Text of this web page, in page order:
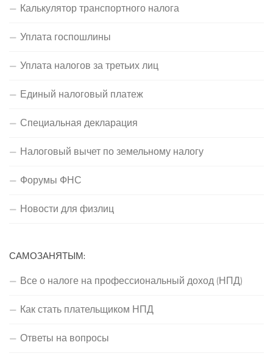
Калькулятор транспортного налога
Уплата госпошлины
Уплата налогов за третьих лиц
Единый налоговый платеж
Специальная декларация
Налоговый вычет по земельному налогу
Форумы ФНС
Новости для физлиц
САМОЗАНЯТЫМ:
Все о налоге на профессиональный доход (НПД)
Как стать плательщиком НПД
Ответы на вопросы